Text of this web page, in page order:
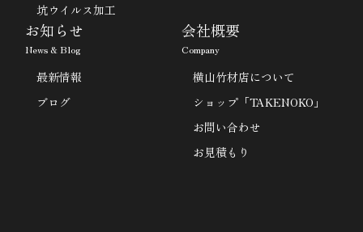
坑ウイルス加工
お知らせ
News & Blog
最新情報
ブログ
会社概要
Company
横山竹材店について
ショップ「TAKENOKO」
お問い合わせ
お見積もり